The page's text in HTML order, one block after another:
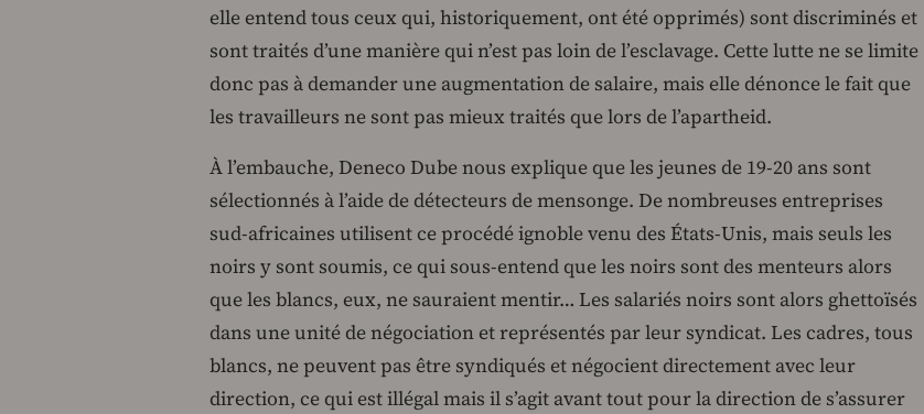
elle entend tous ceux qui, historiquement, ont été opprimés) sont discriminés et
sont traités d’une manière qui n’est pas loin de l’esclavage. Cette lutte ne se limite
donc pas à demander une augmentation de salaire, mais elle dénonce le fait que
les travailleurs ne sont pas mieux traités que lors de l’apartheid.
À l’embauche, Deneco Dube nous explique que les jeunes de 19-20 ans sont
sélectionnés à l’aide de détecteurs de mensonge. De nombreuses entreprises
sud-africaines utilisent ce procédé ignoble venu des États-Unis, mais seuls les
noirs y sont soumis, ce qui sous-entend que les noirs sont des menteurs alors
que les blancs, eux, ne sauraient mentir… Les salariés noirs sont alors ghettoïsés
dans une unité de négociation et représentés par leur syndicat. Les cadres, tous
blancs, ne peuvent pas être syndiqués et négocient directement avec leur
direction, ce qui est illégal mais il s’agit avant tout pour la direction de s’assurer